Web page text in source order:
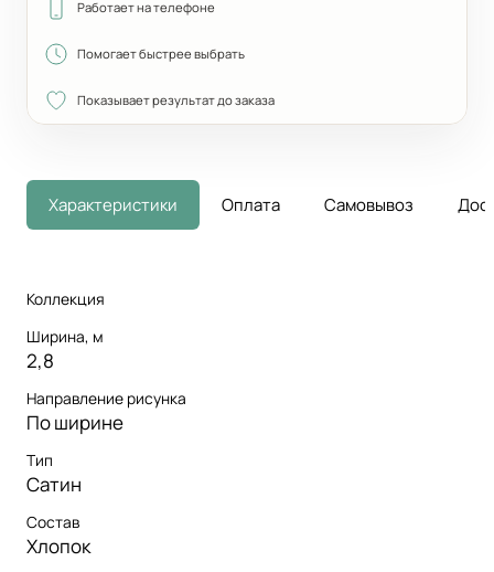
Работает на телефоне
Помогает быстрее выбрать
Показывает результат до заказа
Характеристики Оплата Самовывоз
Коллекция
Ширина, м
2,8
Направление рисунка
По ширине
Тип
Сатин
Состав
Хлопок